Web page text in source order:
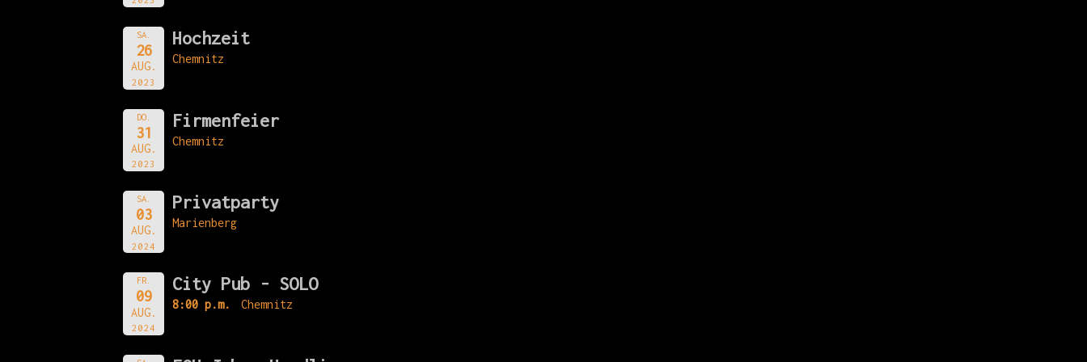
SA.
26
AUG.
2023
Hochzeit
Chemnitz
DO.
31
AUG.
2023
Firmenfeier
Chemnitz
SA.
03
AUG.
2024
Privatparty
Marienberg
FR.
09
AUG.
2024
City Pub - SOLO
8:00 p.m. Chemnitz